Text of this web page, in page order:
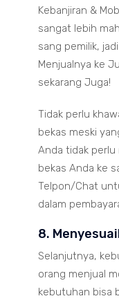
Kebanjiran &
sangat lebih
sang pemilik,
Menjualnya ke
sekarang Juga!
Tidak perlu
bekas meski
Anda tidak
bekas Anda ke
Telpon/Chat
dalam
8.
Selanjutnya,
orang menjual
kebutuhan bisa